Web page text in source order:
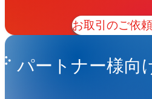
お取引のご依
パートナー様向